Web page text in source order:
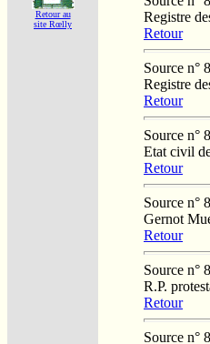
Retour au
site Rœlly
Registre
Retour
Source n°
Registre
Retour
Source n°
Etat civil
Retour
Source n°
Gernot
Retour
Source n°
R.P.
Retour
Source n°